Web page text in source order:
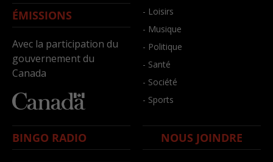
ÉMISSIONS
Avec la participation du
gouvernement du
Canada
- Loisirs
- Musique
- Politique
- Santé
- Société
- Sports
BINGO RADIO NOUS JOINDRE